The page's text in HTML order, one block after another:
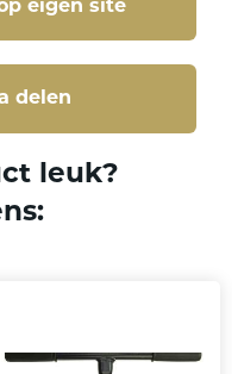
eigen site
delen
leuk?